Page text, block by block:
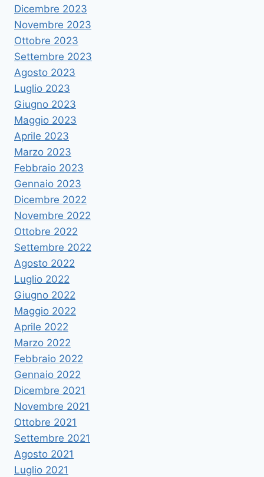
Dicembre 2023
Novembre 2023
Ottobre 2023
Settembre 2023
Agosto 2023
Luglio 2023
Giugno 2023
Maggio 2023
Aprile 2023
Marzo 2023
Febbraio 2023
Gennaio 2023
Dicembre 2022
Novembre 2022
Ottobre 2022
Settembre 2022
Agosto 2022
Luglio 2022
Giugno 2022
Maggio 2022
Aprile 2022
Marzo 2022
Febbraio 2022
Gennaio 2022
Dicembre 2021
Novembre 2021
Ottobre 2021
Settembre 2021
Agosto 2021
Luglio 2021